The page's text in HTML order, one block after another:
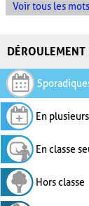
Voir tous les
En
En classe
Hors classe